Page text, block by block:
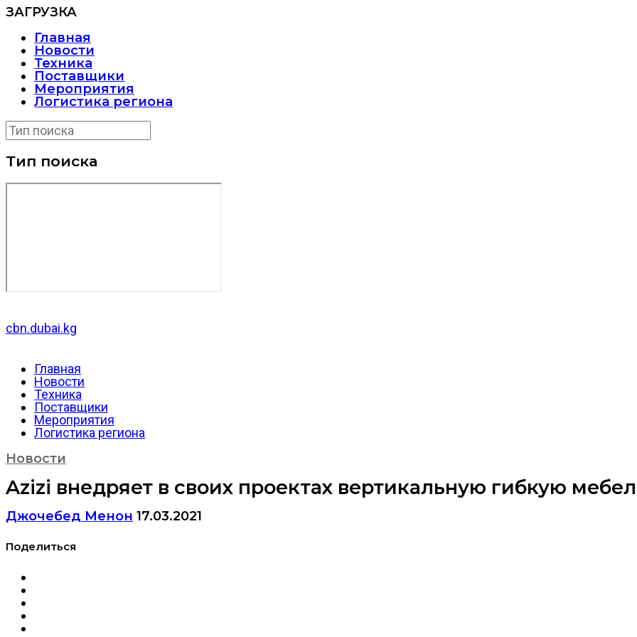
ЗАГРУЗКА
Главная
Новости
Техника
Поставщики
Мероприятия
Логистика региона
Тип поиска
cbn.dubai.kg
Главная
Новости
Техника
Поставщики
Мероприятия
Логистика региона
Новости
Azizi внедряет в своих проектах вертикальную гибкую
Джочебед Менон 17.03.2021
Поделиться